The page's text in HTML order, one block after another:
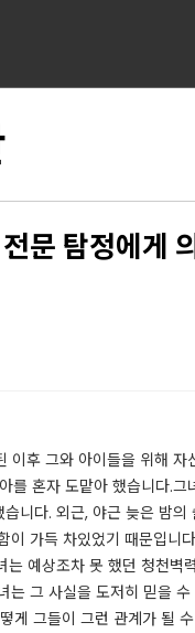
문 탐정에게
후 그와 아이들을 위해 자
혼자 도맡아 했습니다.
니다. 외근, 야근 늦은 밤
이 가득 차있었기 때문입니
예상조차 못 했던 청천벽
그 사실을 도저히 믿을
게 그들이 그런 관계가 될